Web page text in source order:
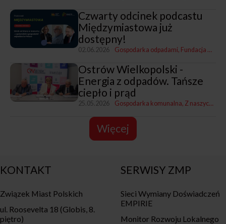
Czwarty odcinek podcastu
Międzymiastowa już
dostępny!
02.06.2026 Gospodarka odpadami Fundacja Miasto
Ostrów Wielkopolski -
Energia z odpadów. Tańsze
ciepło i prąd
25.05.2026 Gospodarka komunalna Z naszych miast
Więcej
KONTAKT
Związek Miast Polskich
ul. Roosevelta 18 (Globis, 8.
piętro)
SERWISY ZMP
Sieci Wymiany Doświadczeń
EMPIRIE
Monitor Rozwoju Lokalnego